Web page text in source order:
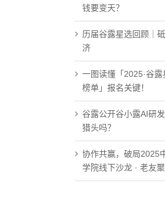
钱要变天？
历届谷露星选回顾｜
济
一图读懂「2025·谷
榜单」报名关键！
谷露公开谷小露AI研
猎头吗？
协作共赢，破局2025
学院线下沙龙 · 老友